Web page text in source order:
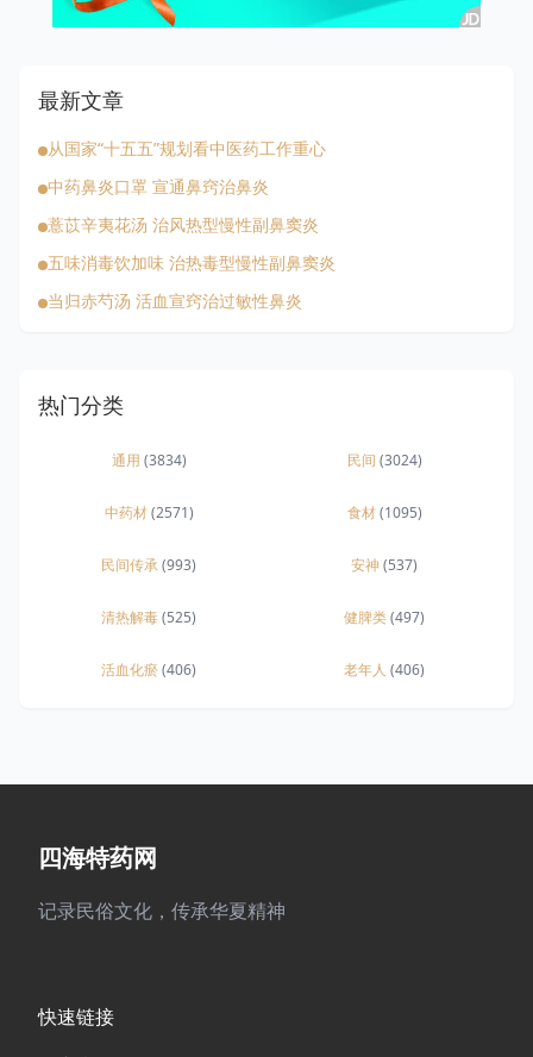
最新文章
从国家“十五五”规划看中医药工作重心
中药鼻炎口罩 宣通鼻窍治鼻炎
薏苡辛夷花汤 治风热型慢性副鼻窦炎
五味消毒饮加味 治热毒型慢性副鼻窦炎
当归赤芍汤 活血宣窍治过敏性鼻炎
热门分类
通用 (3834) 民间 (3024)
中药材(2571) 食材(1095)
民间传承(993) 安神(537)
清热解毒(525) 健脾类(497)
活血化瘀(406) 老年人 (406)
四海特药网
记录民俗文化，传承华夏精神
快速链接